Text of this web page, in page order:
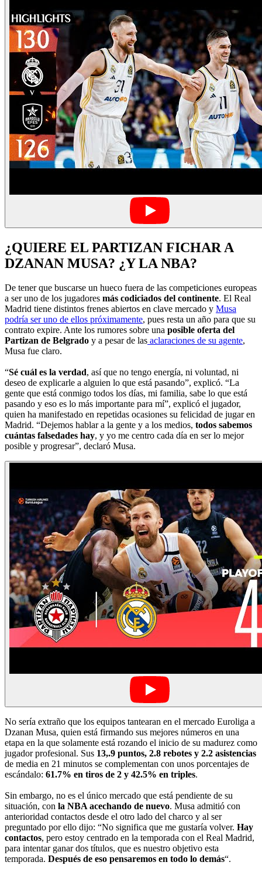
¿QUIERE EL PARTIZAN FICHAR A
DZANAN MUSA? ¿Y LA NBA?
De tener que buscarse un hueco fuera de las competiciones europeas
a ser uno de los jugadores más codiciados del continente. El Real
Madrid tiene distintos frenes abiertos en clave mercado y Musa
podría ser uno de ellos próximamente, pues resta un año para que su
contrato expire. Ante los rumores sobre una posible oferta del
Partizan de Belgrado y a pesar de las aclaraciones de su agente,
Musa fue claro.
“Sé cuál es la verdad, así que no tengo energía, ni voluntad, ni
deseo de explicarle a alguien lo que está pasando”, explicó. “La
gente que está conmigo todos los días, mi familia, sabe lo que está
pasando y eso es lo más importante para mí”, explicó el jugador,
quien ha manifestado en repetidas ocasiones su felicidad de jugar en
Madrid. “Dejemos hablar a la gente y a los medios, todos sabemos
cuántas falsedades hay, y yo me centro cada día en ser lo mejor
posible y progresar”, declaró Musa.
No sería extraño que los equipos tantearan en el mercado Euroliga a
Dzanan Musa, quien está firmando sus mejores números en una
etapa en la que solamente está rozando el inicio de su madurez como
jugador profesional. Sus 13,.9 puntos, 2.8 rebotes y 2.2 asistencias
de media en 21 minutos se complementan con unos porcentajes de
escándalo: 61.7% en tiros de 2 y 42.5% en triples.
Sin embargo, no es el único mercado que está pendiente de su
situación, con la NBA acechando de nuevo. Musa admitió con
anterioridad contactos desde el otro lado del charco y al ser
preguntado por ello dijo: “No significa que me gustaría volver. Hay
contactos, pero estoy centrado en la temporada con el Real Madrid,
para intentar ganar dos títulos, que es nuestro objetivo esta
temporada. Después de eso pensaremos en todo lo demás“.